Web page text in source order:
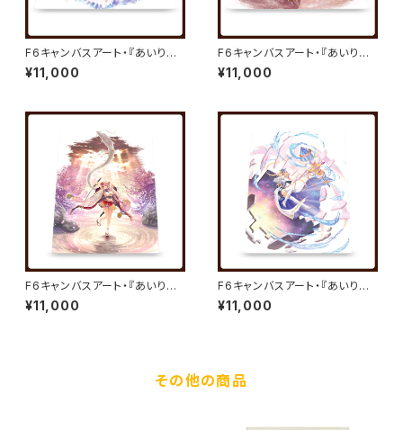
F6キャンバスアート・『あいりす
ミスティリア！』キャンバスアート
03／秘跡聖装 セシル／夏野イ
¥11,000
F6キャンバスアート・『あいりす
ミスティリア！』キャンバスアート
04／秘跡聖装 イリーナ／べっ
¥11,000
F6キャンバスアート・『あいりす
ミスティリア！』キャンバスアート
05／秘跡聖装 コト／夏野イオ
¥11,000
F6キャンバスアート・『あいりす
ミスティリア！』キャンバスアート
06／秘跡聖装 リディア／夏野
¥11,000
その他の商品